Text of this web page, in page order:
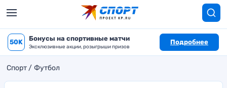
50K Бонусы на спортивные матчи
Эксклюзивные акции, розыгрыши призов
Подробнее
Спорт Футбол